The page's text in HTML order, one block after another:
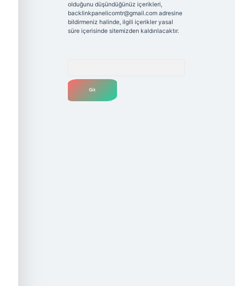
olduğunu düşündüğünüz içerikleri,
backlinkpanelicomtr@gmail.comadresine
bildirmeniz halinde, ilgili içerikler yasal
süre içerisinde sitemizden kaldırılacaktır.